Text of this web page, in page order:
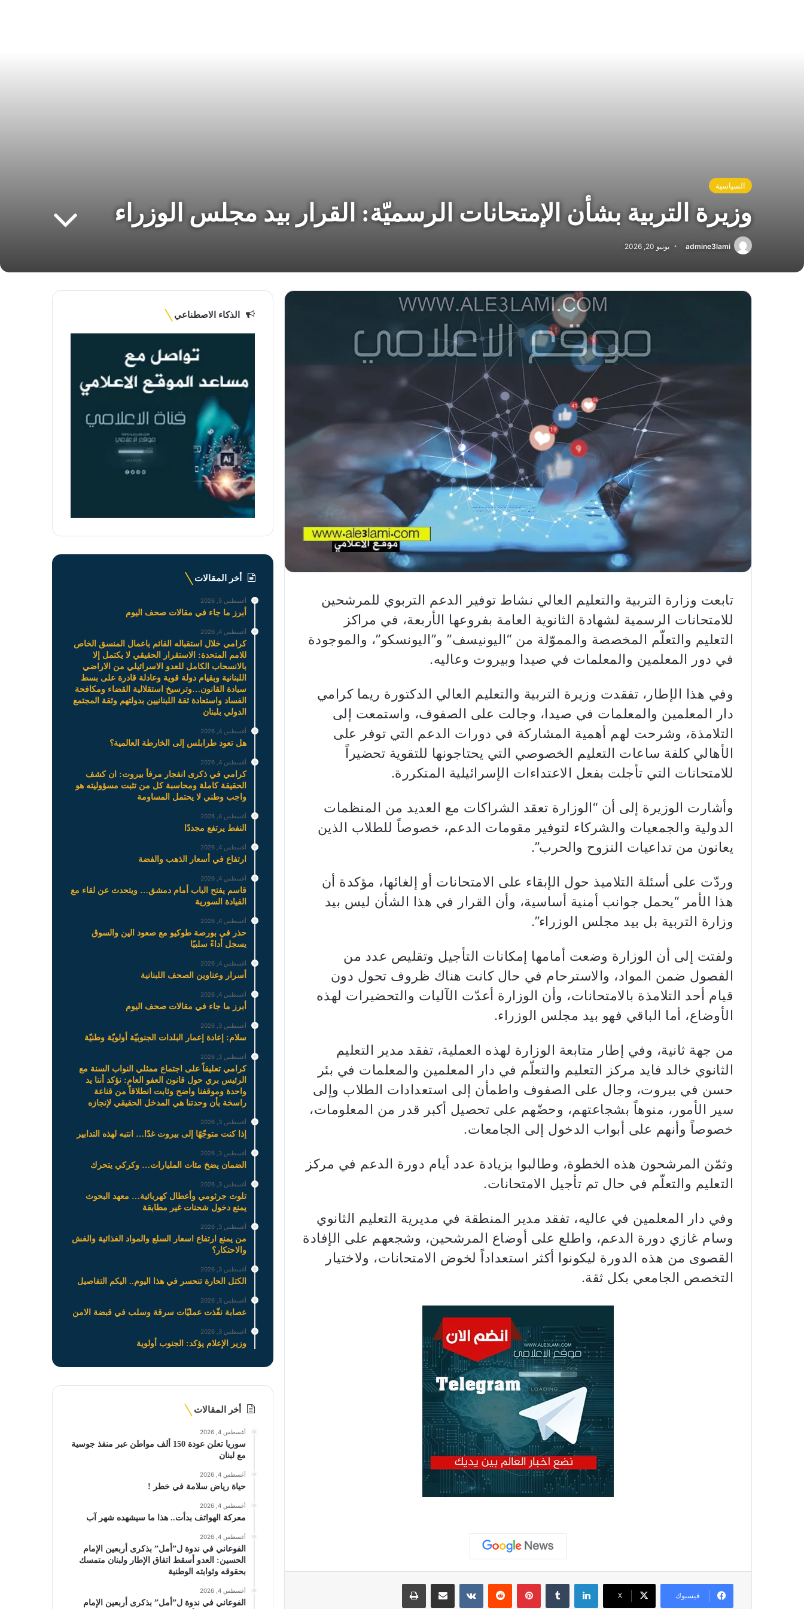
السياسية
وزيرة التربية بشأن الإمتحانات الرسميّة: القرار بيد مجلس الوزراء
admine3lami يونيو 20, 2026
تابعت وزارة التربية والتعليم العالي نشاط توفير الدعم التربوي للمرشحين
للامتحانات الرسمية لشهادة الثانوية العامة بفروعها الأربعة، في مراكز
التعليم والتعلّم المخصصة والمموّلة من “اليونيسف” و”اليونسكو”، والموجودة
في دور المعلمين والمعلمات في صيدا وبيروت وعاليه.
وفي هذا الإطار، تفقدت وزيرة التربية والتعليم العالي الدكتورة ريما كرامي
دار المعلمين والمعلمات في صيدا، وجالت على الصفوف، واستمعت إلى
التلامذة، وشرحت لهم أهمية المشاركة في دورات الدعم التي توفر على
الأهالي كلفة ساعات التعليم الخصوصي التي يحتاجونها للتقوية تحضيراً
للامتحانات التي تأجلت بفعل الاعتداءات الإسرائيلية المتكررة.
وأشارت الوزيرة إلى أن “الوزارة تعقد الشراكات مع العديد من المنظمات
الدولية والجمعيات والشركاء لتوفير مقومات الدعم، خصوصاً للطلاب الذين
يعانون من تداعيات النزوح والحرب”.
وردّت على أسئلة التلاميذ حول الإبقاء على الامتحانات أو إلغائها، مؤكدة أن
هذا الأمر “يحمل جوانب أمنية أساسية، وأن القرار في هذا الشأن ليس بيد
وزارة التربية بل بيد مجلس الوزراء”.
ولفتت إلى أن الوزارة وضعت أمامها إمكانات التأجيل وتقليص عدد من
الفصول ضمن المواد، والاسترحام في حال كانت هناك ظروف تحول دون
قيام أحد التلامذة بالامتحانات، وأن الوزارة أعدّت الآليات والتحضيرات لهذه
الأوضاع، أما الباقي فهو بيد مجلس الوزراء.
من جهة ثانية، وفي إطار متابعة الوزارة لهذه العملية، تفقد مدير التعليم
الثانوي خالد فايد مركز التعليم والتعلّم في دار المعلمين والمعلمات في بئر
حسن في بيروت، وجال على الصفوف واطمأن إلى استعدادات الطلاب وإلى
سير الأمور، منوهاً بشجاعتهم، وحضّهم على تحصيل أكبر قدر من المعلومات،
خصوصاً وأنهم على أبواب الدخول إلى الجامعات.
وثمّن المرشحون هذه الخطوة، وطالبوا بزيادة عدد أيام دورة الدعم في مركز
التعليم والتعلّم في حال تم تأجيل الامتحانات.
وفي دار المعلمين في عاليه، تفقد مدير المنطقة في مديرية التعليم الثانوي
وسام غازي دورة الدعم، واطلع على أوضاع المرشحين، وشجعهم على الإفادة
القصوى من هذه الدورة ليكونوا أكثر استعداداً لخوض الامتحانات، ولاختيار
التخصص الجامعي بكل ثقة.
فيسبوك X
لينكدإن بينتيريست مشاركة عبر البريد طباعة
الذكاء الاصطناعي
أخر المقالات
أغسطس 5, 2026
أبرز ما جاء في مقالات صحف اليوم
أغسطس 4, 2026
كرامي خلال استقباله القائم باعمال المنسق الخاص
للامم المتحدة: الاستقرار الحقيقي لا يكتمل إلا
بالانسحاب الكامل للعدو الاسرائيلي من الاراضي
اللبنانية وبقيام دولة قوية وعادلة قادرة على بسط
سيادة القانون…وترسيخ استقلالية القضاء ومكافحة
الفساد واستعادة ثقة اللبنانيين بدولتهم وثقة المجتمع
الدولي بلبنان
أغسطس 4, 2026
هل تعود طرابلس إلى الخارطة العالمية؟
أغسطس 4, 2026
كرامي في ذكرى انفجار مرفأ بيروت: ان كشف
الحقيقة كاملة ومحاسبة كل من تثبت مسؤوليته هو
واجب وطني لا يحتمل المساومة
أغسطس 4, 2026
النفط يرتفع مجددًا
أغسطس 4, 2026
ارتفاع في أسعار الذهب والفضة
أغسطس 4, 2026
قاسم يفتح الباب أمام دمشق… ويتحدث عن لقاء مع
القيادة السورية
أغسطس 4, 2026
حذر في بورصة طوكيو مع صعود الين والسوق
يسجل أداءً سلبيًا
أغسطس 4, 2026
أسرار وعناوين الصحف اللبنانية
أغسطس 4, 2026
أبرز ما جاء في مقالات صحف اليوم
أغسطس 3, 2026
سلام: إعادة إعمار البلدات الجنوبيّة أولويّة وطنيّة
أغسطس 3, 2026
كرامي تعليقاً على اجتماع ممثلي النواب السنة مع
الرئيس بري حول قانون العفو العام: نؤكد أننا يد
واحدة وموقفنا واضح وثابت انطلاقاً من قناعة
راسخة بأن وحدتنا هي المدخل الحقيقي لإنجازه
أغسطس 3, 2026
إذا كنت متوجّهًا إلى بيروت غدًا… انتبه لهذه التدابير
أغسطس 3, 2026
الضمان يضخ مئات المليارات… وكركي يتحرك
أغسطس 3, 2026
تلوث جرثومي وأعطال كهربائية… معهد البحوث
يمنع دخول شحنات غير مطابقة
أغسطس 3, 2026
من يمنع ارتفاع اسعار السلع والمواد الغذائية والغش
والاحتكار؟
أغسطس 3, 2026
الكتل الحارة تنحسر في هذا اليوم.. اليكم التفاصيل
أغسطس 3, 2026
عصابة نفّذت عمليّات سرقة وسلب في قبضة الامن
أغسطس 3, 2026
وزير الإعلام يؤكد: الجنوب أولوية
أخر المقالات
أغسطس 4, 2026
سوريا تعلن عودة 150 ألف مواطن عبر منفذ جوسية
مع لبنان
أغسطس 4, 2026
حياة رياض سلامة في خطر !
أغسطس 4, 2026
معركة الهواتف بدأت.. هذا ما سيشهده شهر آب
أغسطس 4, 2026
الفوعاني في ندوة ل”أمل” بذكرى أربعين الإمام
الحسين: العدو أسقط اتفاق الإطار ولبنان متمسك
بحقوقه وثوابته الوطنية
أغسطس 4, 2026
الفوعاني في ندوة ل”أمل” بذكرى أربعين الإمام